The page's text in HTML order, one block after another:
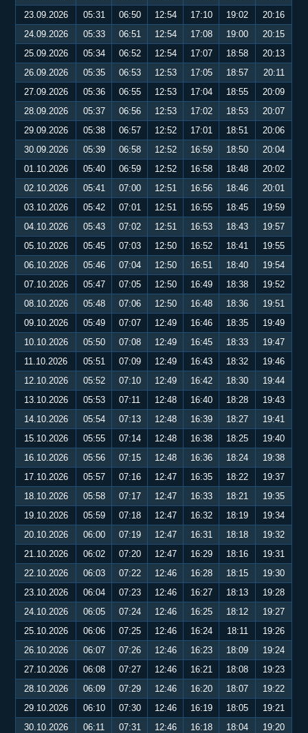
23.09.2026
05:31 06:50 12:54 17:10 19:02
20:16
24.09.2026
05:33 06:51 12:54 17:08 19:00
20:15
25.09.2026
05:34 06:52 12:54 17:07 18:58
20:13
26.09.2026
05:35 06:53 12:53 17:05 18:57
20:11
27.09.2026
05:36 06:55 12:53 17:04 18:55
20:09
28.09.2026
05:37 06:56 12:53 17:02 18:53
20:07
29.09.2026
05:38 06:57 12:52 17:01 18:51
20:06
30.09.2026
05:39 06:58 12:52 16:59 18:50
20:04
01.10.2026
05:40 06:59 12:52 16:58 18:48
20:02
02.10.2026
05:41 07:00 12:51 16:56 18:46
20:01
03.10.2026
05:42 07:01 12:51 16:55 18:45
19:59
04.10.2026
05:43 07:02 12:51 16:53 18:43
19:57
05.10.2026
05:45 07:03 12:50 16:52 18:41
19:55
06.10.2026
05:46 07:04 12:50 16:51 18:40
19:54
07.10.2026
05:47 07:05 12:50 16:49 18:38
19:52
08.10.2026
05:48 07:06 12:50 16:48 18:36
19:51
09.10.2026
05:49 07:07 12:49 16:46 18:35
19:49
10.10.2026
05:50 07:08 12:49 16:45 18:33
19:47
11.10.2026
05:51 07:09 12:49 16:43 18:32
19:46
12.10.2026
05:52 07:10 12:49 16:42 18:30
19:44
13.10.2026
05:53 07:11 12:48 16:40 18:28
19:43
14.10.2026
05:54 07:13 12:48 16:39 18:27
19:41
15.10.2026
05:55 07:14 12:48 16:38 18:25
19:40
16.10.2026
05:56 07:15 12:48 16:36 18:24
19:38
17.10.2026
05:57 07:16 12:47 16:35 18:22
19:37
18.10.2026
05:58 07:17 12:47 16:33 18:21
19:35
19.10.2026
05:59 07:18 12:47 16:32 18:19
19:34
20.10.2026
06:00 07:19 12:47 16:31 18:18
19:32
21.10.2026
06:02 07:20 12:47 16:29 18:16
19:31
22.10.2026
06:03 07:22 12:46 16:28 18:15
19:30
23.10.2026
06:04 07:23 12:46 16:27 18:13
19:28
24.10.2026
06:05 07:24 12:46 16:25 18:12
19:27
25.10.2026
06:06 07:25 12:46 16:24 18:11
19:26
26.10.2026
06:07 07:26 12:46 16:23 18:09
19:24
27.10.2026
06:08 07:27 12:46 16:21 18:08
19:23
28.10.2026
06:09 07:29 12:46 16:20 18:07
19:22
29.10.2026
06:10 07:30 12:46 16:19 18:05
19:21
30.10.2026
06:11 07:31 12:46 16:18 18:04
19:20